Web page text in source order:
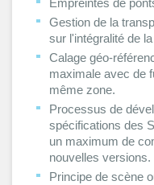
Empreintes de
Gestion de la
sur l'intégralité de
Calage géo-
maximale avec de
même zone.
Processus de
spécifications des
un maximum de
nouvelles versions.
Principe de scène